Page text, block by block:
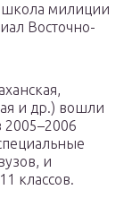
школа милиции
Восточно-
и др.) вошли
и
классов.